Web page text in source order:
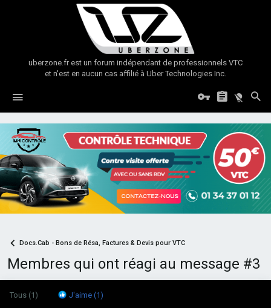
uberzone.fr est un forum indépendant de professionnels VTC
et n'est en aucun cas affilié à Uber Technologies Inc.
Docs.Cab - Bons de Résa, Factures & Devis pour VTC
Membres qui ont réagi au message #3
Tous (1) J'aime (1)